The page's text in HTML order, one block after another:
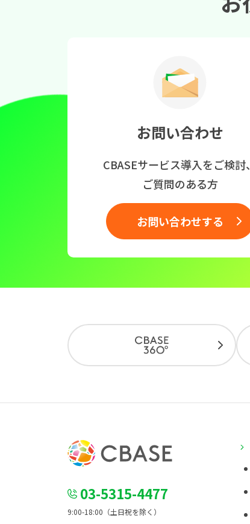
お問い合わせ
CBASEサービス導入をご検討、
ご質問のある方
お問い合わせする
03-5315-4477
9:00-18:00（土日祝を除く）